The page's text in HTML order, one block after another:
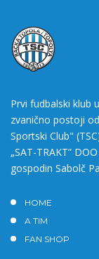
Prvi fudbalski klub
zvanično postoji
Sportski Club"
„SAT-TRAKT”
gospodin Sabolč
HOME
A TIM
FAN SHOP